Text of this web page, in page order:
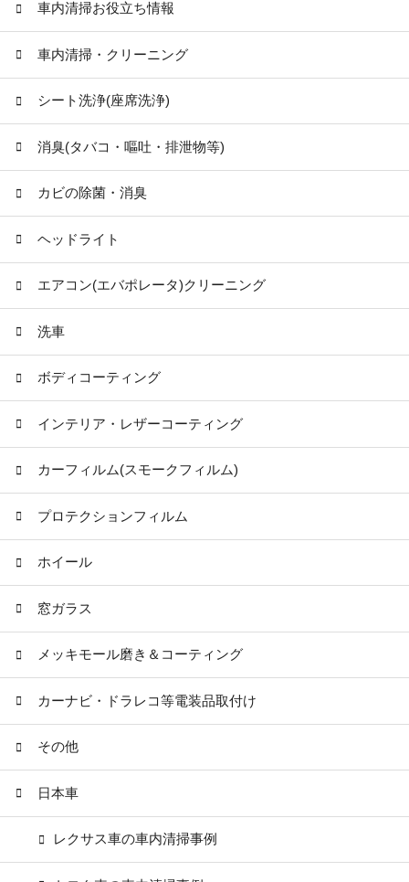
車内清掃お役立ち情報
車内清掃・クリーニング
シート洗浄(座席洗浄)
消臭(タバコ・嘔吐・排泄物等)
カビの除菌・消臭
ヘッドライト
エアコン(エバポレータ)クリーニング
洗車
ボディコーティング
インテリア・レザーコーティング
カーフィルム(スモークフィルム)
プロテクションフィルム
ホイール
窓ガラス
メッキモール磨き＆コーティング
カーナビ・ドラレコ等電装品取付け
その他
日本車
レクサス車の車内清掃事例